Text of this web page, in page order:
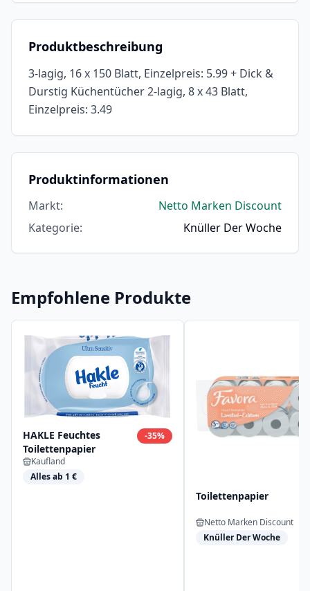
Produktbeschreibung
3-lagig, 16 x 150 Blatt, Einzelpreis: 5.99 + Dick &
Durstig Küchentücher 2-lagig, 8 x 43 Blatt,
Einzelpreis: 3.49
Produktinformationen
Markt:
Netto Marken Discount
Kategorie: Knüller Der Woche
Empfohlene Produkte
HAKLE Feuchtes
Toilettenpapier
-35%
Kaufland
Alles ab 1 €
Toilettenpapier
Netto Marken Discount
Knüller Der Woche